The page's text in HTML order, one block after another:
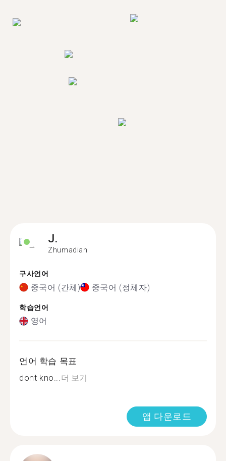
J.
Zhumadian
구사언어
중국어 (간체) 중국어 (정체자)
학습언어
영어
언어 학습 목표
dont kno...더 보기
앱 다운로드